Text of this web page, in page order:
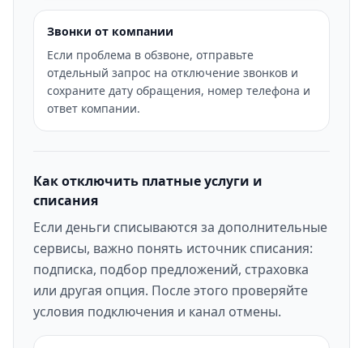
Звонки от компании
Если проблема в обзвоне, отправьте
отдельный запрос на отключение звонков и
сохраните дату обращения, номер телефона и
ответ компании.
Как отключить платные услуги и
списания
Если деньги списываются за дополнительные
сервисы, важно понять источник списания:
подписка, подбор предложений, страховка
или другая опция. После этого проверяйте
условия подключения и канал отмены.